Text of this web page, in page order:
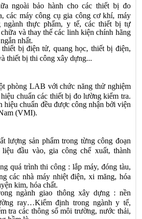
ngoài bảo hành cho các thiết bị đo
các máy công cụ gia công cơ khí, máy
ngành thực phẩm, y tế, các thiết bị tự
và thay thế các linh kiện chính hãng
nhất.
thiết bị điện tử, quang học, thiết bị điện,
thiết bị thi công xây dựng...
phòng LAB với chức năng thử nghiệm
chuẩn các thiết bị đo lường kiểm tra.
hiệu chuẩn đều được công nhận bởi viện
(VMI).
lượng sản phẩm trong từng công đoạn
đầu vào, gia công chế xuất, thành
quá trình thi công : lắp máy, đóng tàu,
các nhà máy nhiệt điện, xi măng, hóa
kim, hóa chất.
ngành giao thông xây dựng : nền
ray…Kiểm định trong ngành y tế,
tra các thông số môi trường, nước thải,